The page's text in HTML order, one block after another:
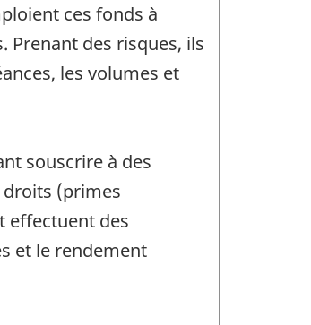
ces fonds à
des risques, ils
les volumes et
souscrire à des
(primes
effectuent des
et le rendement